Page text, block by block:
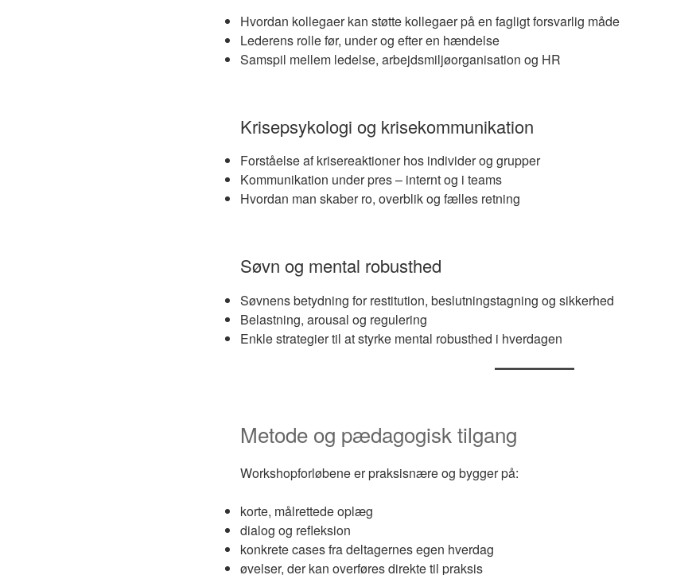
Hvordan kollegaer kan støtte kollegaer på en fagligt forsvarlig måde
Lederens rolle før, under og efter en hændelse
Samspil mellem ledelse, arbejdsmiljøorganisation og HR
Krisepsykologi og krisekommunikation
Forståelse af krisereaktioner hos individer og grupper
Kommunikation under pres – internt og i teams
Hvordan man skaber ro, overblik og fælles retning
Søvn og mental robusthed
Søvnens betydning for restitution, beslutningstagning og sikkerhed
Belastning, arousal og regulering
Enkle strategier til at styrke mental robusthed i hverdagen
Metode og pædagogisk tilgang
Workshopforløbene er praksisnære og bygger på:
korte, målrettede oplæg
dialog og refleksion
konkrete cases fra deltagernes egen hverdag
øvelser, der kan overføres direkte til praksis